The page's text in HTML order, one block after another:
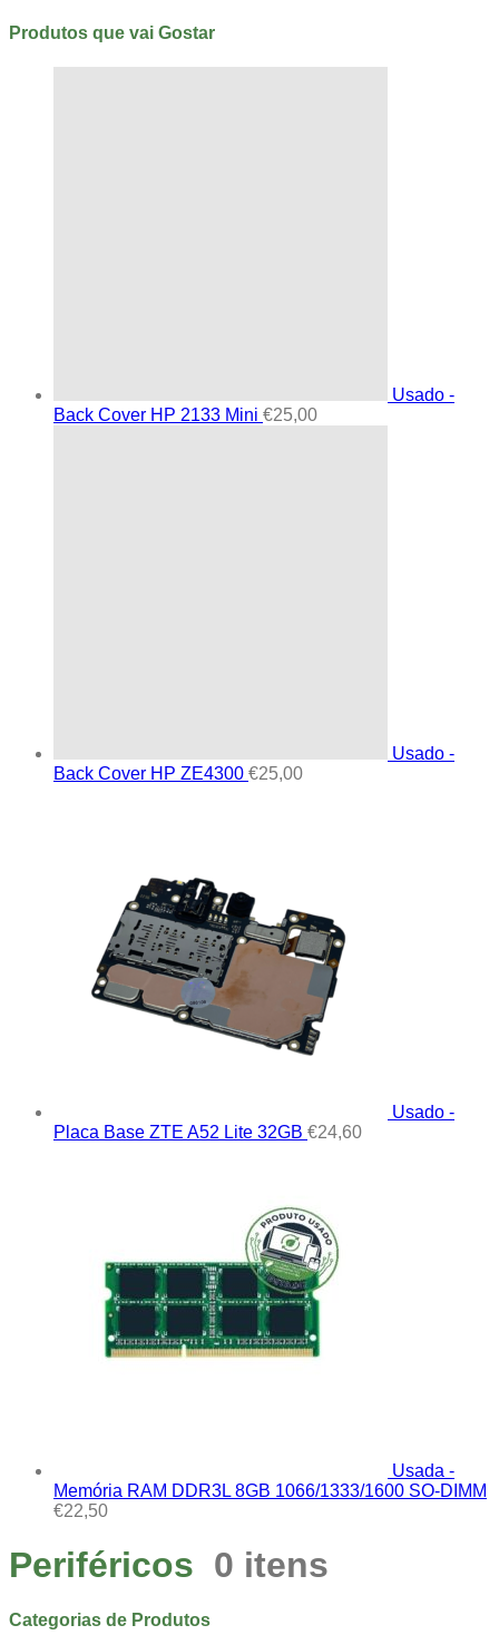
Produtos que vai Gostar
Usado -
Back Cover HP 2133 Mini €25,00
Usado -
Back Cover HP ZE4300 €25,00
Usado -
Placa Base ZTE A52 Lite 32GB €24,60
Usada -
Memória RAM DDR3L 8GB 1066/1333/1600 SO-DIMM
€22,50
Periféricos 0 itens
Categorias de Produtos